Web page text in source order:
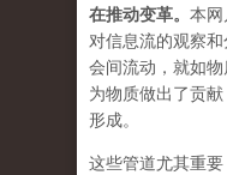
在推动变革。 本网
对信息流的观察
会间流动，就如
为物质做出了贡
形成。
这些管道尤其重